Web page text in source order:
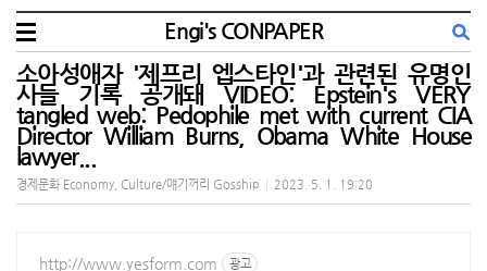
Engi's CONPAPER
소아성애자 '제프리 엡스타인'과 관련된 유명인
사들 기록 공개돼 VIDEO: Epstein's VERY
tangled web: Pedophile met with current CIA
Director William Burns, Obama White House
lawyer...
경제문화 Economy, Culture/얘기꺼리 Gosship 2023. 5. 1. 19:20
http://www.yesform.com 광고